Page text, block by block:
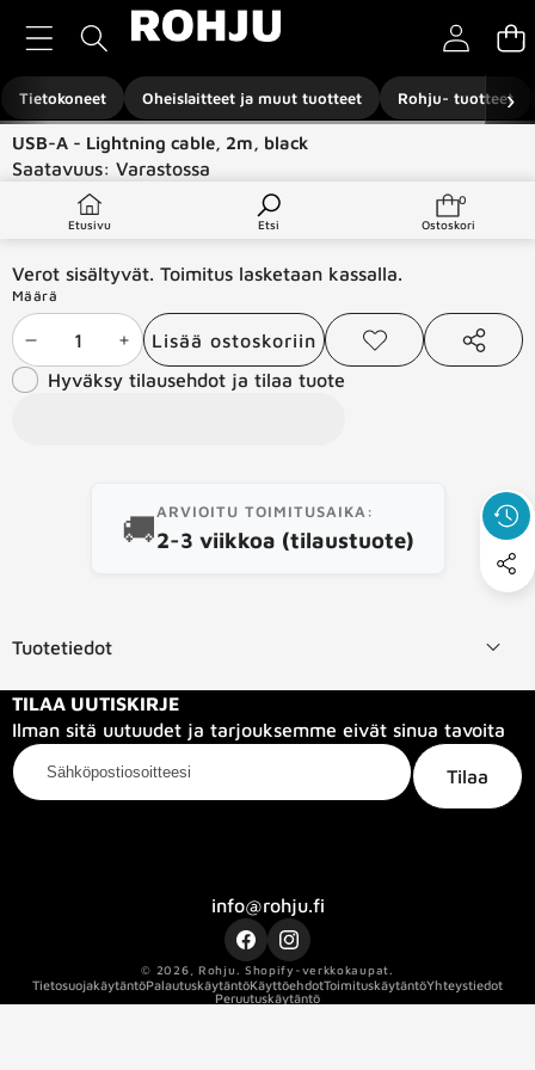
Tietokoneet Oheislaitteet ja muut tuotteet Rohju- tuotteet
›
Etusivu Etsi
0
0
Ostoskori
Siirry tuotetietoihin
USB-A - Lightning cable, 2m, black
Saatavuus: Varastossa
Tuotetyyppi:
Komponentit ja -tarvikkeet
€16,00
Verot sisältyvät. Toimitus lasketaan kassalla.
Määrä
Vähennä
määrää
Lisää
määrää
Lisää ostoskoriin
Lisää
toivelistaan
Jaa
Hyväksy tilausehdot ja tilaa tuote
🚚ARVIOITU TOIMITUSAIKA:
2-3 viikkoa (tilaustuote)
Tuotetiedot
TILAA UUTISKIRJE
Ilman sitä uutuudet ja tarjouksemme eivät sinua tavoita
Sähköpostiosoitteesi
Tilaa
info@rohju.fi
FacebookInstagram
© 2026, Rohju Shopify-verkkokaupat.
TietosuojakäytäntöPalautuskäytäntöKäyttöehdotToimituskäytäntöYhteystiedot
Peruutuskäytäntö